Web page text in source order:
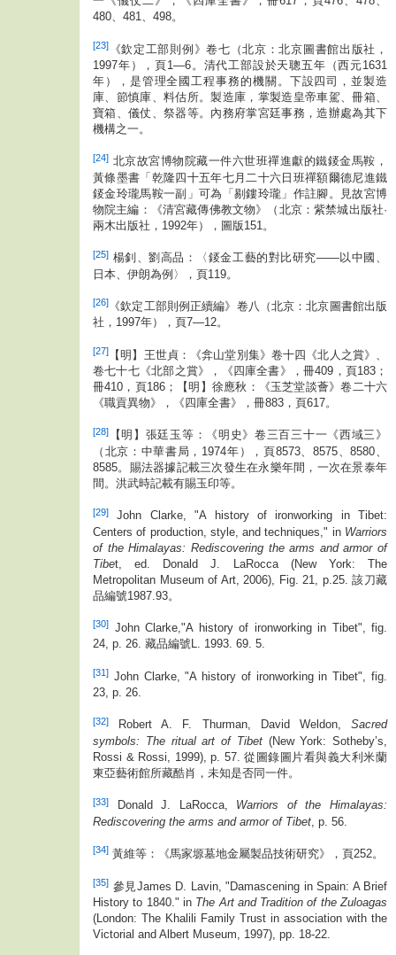
480、481、498。
[23]
《欽定工部則例》卷七（北京：北京圖書館出版社，
1997年），頁1—6。清代工部設於天聰五年（西元1631
年），是管理全國工程事務的機關。下設四司，並製造
庫、節慎庫、料估所。製造庫，掌製造皇帝車駕、冊箱、
寶箱、儀仗、祭器等。內務府掌宮廷事務，造辦處為其下
機構之一。
[24] 北京故宮博物院藏一件六世班禪進獻的鐵錽金馬鞍，
黃條墨書「乾隆四十五年七月二十六日班禪額爾德尼進鐵
錽金玲瓏馬鞍一副」可為「剔鏤玲瓏」作註腳。見故宮博
物院主編：《清宮藏傳佛教文物》（北京：紫禁城出版社·
兩木出版社，1992年），圖版151。
[25] 楊釗、劉高品：〈錽金工藝的對比研究——以中國、
日本、伊朗為例〉，頁119。
[26] 《欽定工部則例正續編》卷八（北京：北京圖書館出版
社，1997年），頁7—12。
[27]
【明】王世貞：《弇山堂別集》卷十四《北人之賞》、
卷七十七《北部之賞》，《四庫全書》，冊409，頁183；
冊410，頁186；【明】徐應秋：《玉芝堂談薈》卷二十六
《職貢異物》，《四庫全書》，冊883，頁617。
[28]
【明】張廷玉等：《明史》卷三百三十一《西域三》
（北京：中華書局，1974年），頁8573、8575、8580、
8585。賜法器據記載三次發生在永樂年間，一次在景泰年
間。洪武時記載有賜玉印等。
[29]
John Clarke, "A history of ironworking in Tibet:
Centers of production, style, and techniques," in Warriors
of the Himalayas: Rediscovering the arms and armor of
Tibet, ed. Donald J. LaRocca (New York: The
Metropolitan Museum of Art, 2006), Fig. 21, p.25. 該刀藏
品編號1987.93。
[30] John Clarke,"A history of ironworking in Tibet", fig.
24, p. 26. 藏品編號L. 1993. 69. 5.
[31] John Clarke, "A history of ironworking in Tibet", fig.
23, p. 26.
[32] Robert A. F. Thurman, David Weldon, Sacred
symbols: The ritual art of Tibet(New York: Sotheby’s,
Rossi & Rossi, 1999), p. 57. 從圖錄圖片看與義大利米蘭
東亞藝術館所藏酷肖，未知是否同一件。
[33] Donald J. LaRocca, Warriors of the Himalayas:
Rediscovering the arms and armor of Tibet , p. 56.
[34] 黃維等：《馬家塬墓地金屬製品技術研究》，頁252。
[35] 參見James D. Lavin, "Damascening in Spain: A Brief
History to 1840." in The Art and Tradition of the Zuloagas
(London: The Khalili Family Trust in association with the
Victorial and Albert Museum, 1997), pp. 18-22.